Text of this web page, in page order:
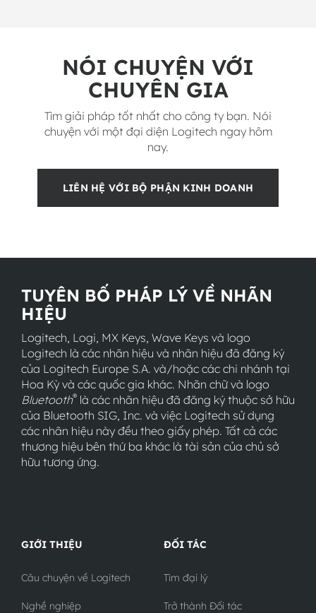
NÓI CHUYỆN VỚI
CHUYÊN GIA
Tìm giải pháp tốt nhất cho công ty bạn. Nói
chuyện với một đại diện Logitech ngay hôm
nay.
LIÊN HỆ VỚI BỘ PHẬN KINH DOANH
TUYÊN BỐ PHÁP LÝ VỀ NHÃN
HIỆU
Logitech, Logi, MX Keys, Wave Keys và logo
Logitech là các nhãn hiệu và nhãn hiệu đã đăng ký
của Logitech Europe S.A. và/hoặc các chi nhánh tại
Hoa Kỳ và các quốc gia khác. Nhãn chữ và logo
Bluetooth® là các nhãn hiệu đã đăng ký thuộc sở hữu
của Bluetooth SIG, Inc. và việc Logitech sử dụng
các nhãn hiệu này đều theo giấy phép. Tất cả các
thương hiệu bên thứ ba khác là tài sản của chủ sở
hữu tương ứng.
GIỚI THIỆU
Câu chuyện về Logitech
Nghề nghiệp
ĐỐI TÁC
Tìm đại lý
Trở thành Đối tác